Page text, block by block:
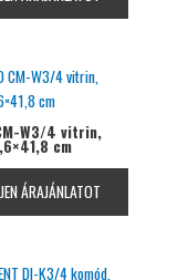
W3/4 vitrin,
cm
ÁRAJÁNLATOT